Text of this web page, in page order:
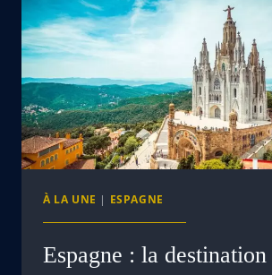
À LA UNE | ESPAGNE
Espagne : la